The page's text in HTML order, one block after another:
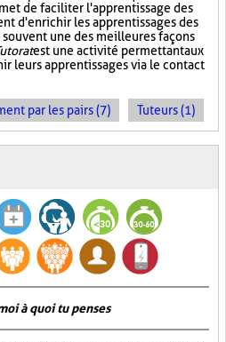
de faciliter l'apprentissage des
d'enrichir les apprentissages des
une des meilleures façons
est une activité permettant aux
leurs apprentissages via le contact
par les pairs (7) Tuteurs (1)
à quoi tu penses